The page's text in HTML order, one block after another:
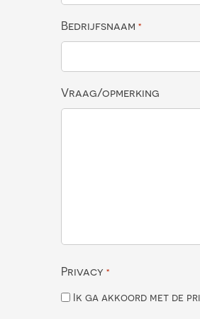
Bedrijfsnaam *
Vraag/opmerking
Privacy *
Ik ga akkoord met de